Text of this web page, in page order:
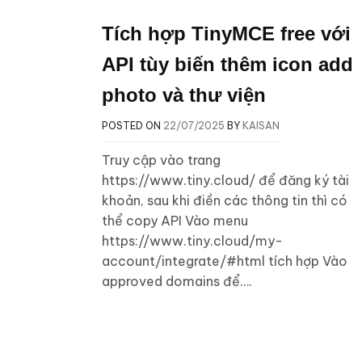
Tích hợp TinyMCE free với
API tùy biến thêm icon add
photo và thư viện
POSTED ON 22/07/2025 BY KAISAN
Truy cập vào trang
https://www.tiny.cloud/ để đăng ký tài
khoản, sau khi điền các thông tin thì có
thể copy API Vào menu
https://www.tiny.cloud/my-
account/integrate/#html tích hợp Vào
approved domains để….